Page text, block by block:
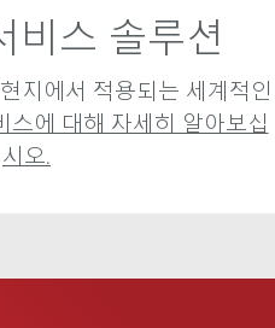
비스 솔루션
지에서 적용되는 세계적인
스에 대해 자세히 알아보십
시오.